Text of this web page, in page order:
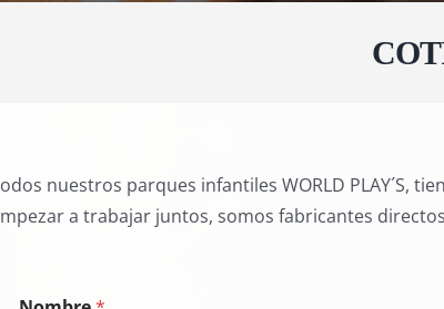
nuestros parques infantiles WORLD PLAY´S,
a trabajar juntos, somos fabricantes